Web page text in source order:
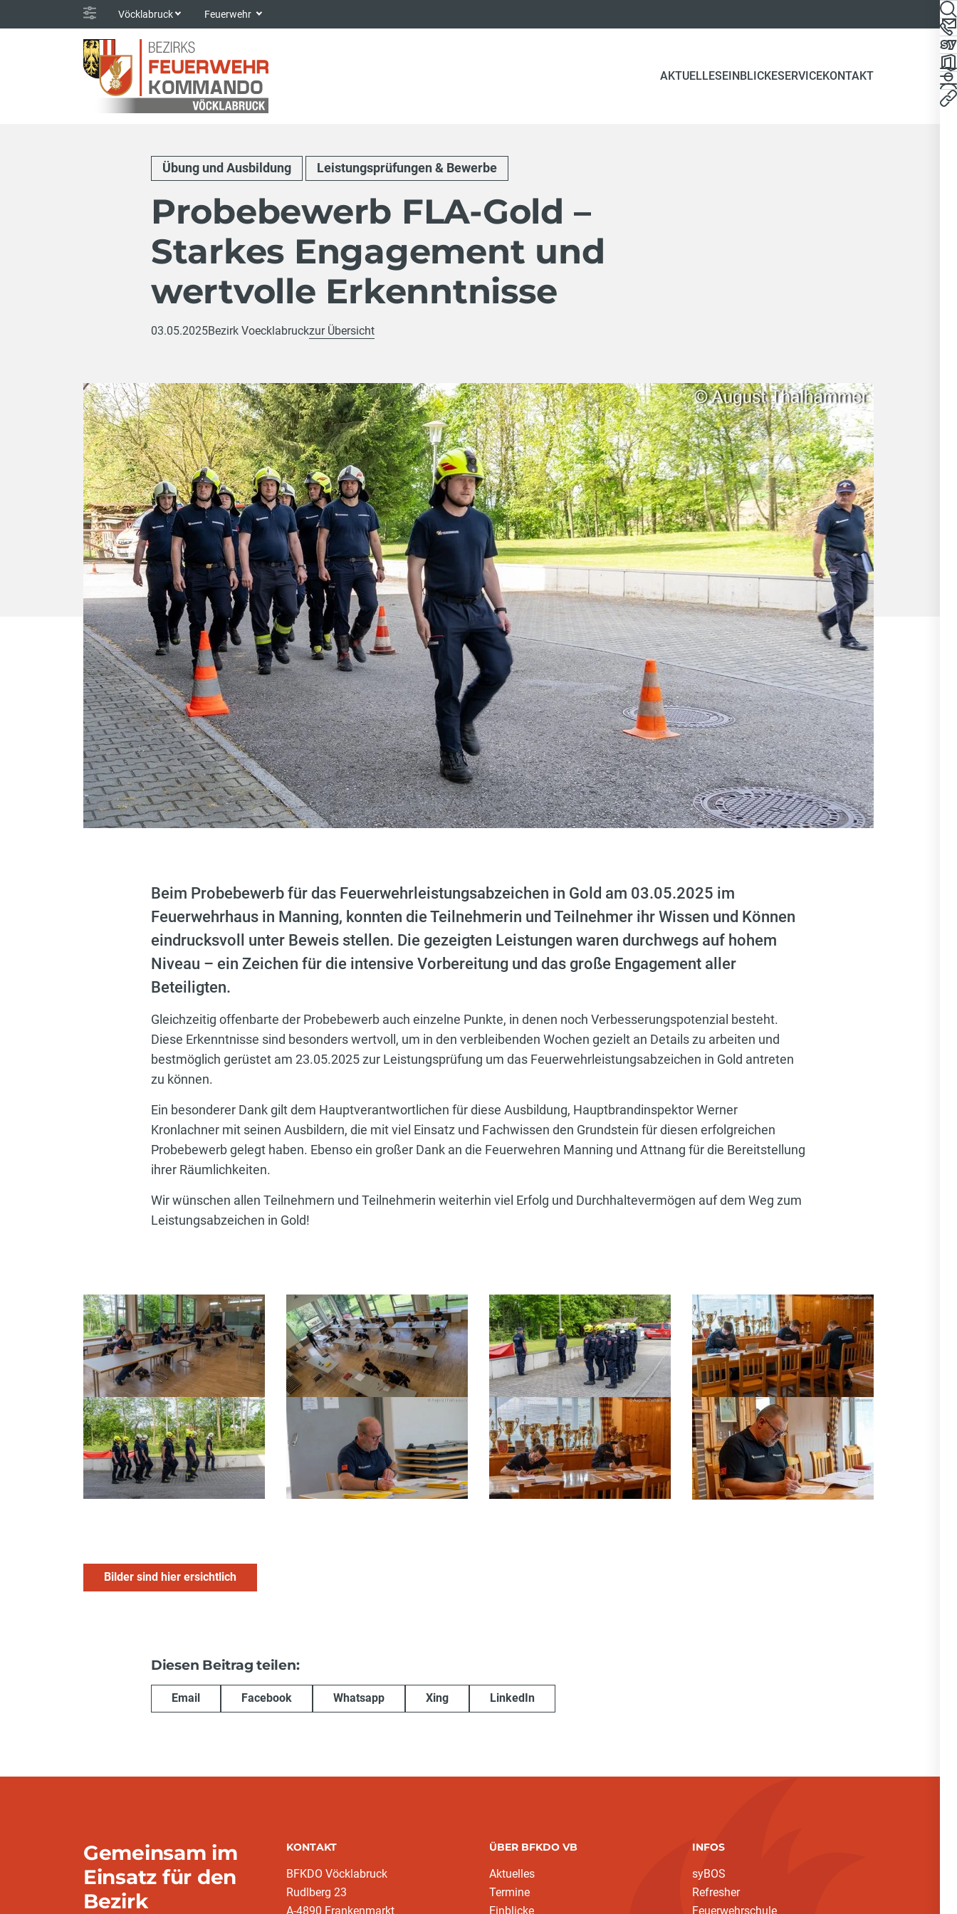
Vöcklabruck Feuerwehr
AKTUELLESEINBLICKESERVICEKONTAKT
Übung und Ausbildung Leistungsprüfungen & Bewerbe
Probebewerb FLA-Gold –
Starkes Engagement und
wertvolle Erkenntnisse
03.05.2025Bezirk Voecklabruckzur Übersicht
Beim Probebewerb für das Feuerwehrleistungsabzeichen in Gold am 03.05.2025 im
Feuerwehrhaus in Manning, konnten die Teilnehmerin und Teilnehmer ihr Wissen und Können
eindrucksvoll unter Beweis stellen. Die gezeigten Leistungen waren durchwegs auf hohem
Niveau – ein Zeichen für die intensive Vorbereitung und das große Engagement aller
Beteiligten.
Gleichzeitig offenbarte der Probebewerb auch einzelne Punkte, in denen noch Verbesserungspotenzial besteht.
Diese Erkenntnisse sind besonders wertvoll, um in den verbleibenden Wochen gezielt an Details zu arbeiten und
bestmöglich gerüstet am 23.05.2025 zur Leistungsprüfung um das Feuerwehrleistungsabzeichen in Gold antreten
zu können.
Ein besonderer Dank gilt dem Hauptverantwortlichen für diese Ausbildung, Hauptbrandinspektor Werner
Kronlachner mit seinen Ausbildern, die mit viel Einsatz und Fachwissen den Grundstein für diesen erfolgreichen
Probebewerb gelegt haben. Ebenso ein großer Dank an die Feuerwehren Manning und Attnang für die Bereitstellung
ihrer Räumlichkeiten.
Wir wünschen allen Teilnehmern und Teilnehmerin weiterhin viel Erfolg und Durchhaltevermögen auf dem Weg zum
Leistungsabzeichen in Gold!
Bilder sind hier ersichtlich
Diesen Beitrag teilen:
Email Facebook Whatsapp Xing LinkedIn
Gemeinsam im
Einsatz für den
Bezirk
KONTAKT
BFKDO Vöcklabruck
Rudlberg 23
A-4890 Frankenmarkt
ÜBER BFKDO VB
Aktuelles
Termine
Einblicke
INFOS
syBOS
Refresher
Feuerwehrschule